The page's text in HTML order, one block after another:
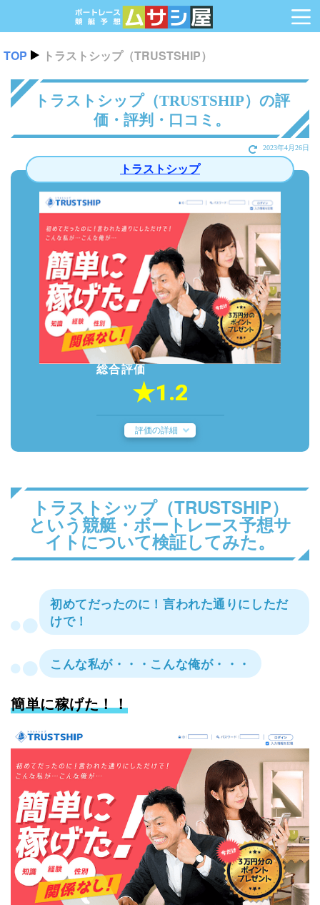
TOP トラストシップ（TRUSTSHIP）
トラストシップ（TRUSTSHIP）の評
価・評判・口コミ。
2023年4月26日
トラストシップ
総合評価
★1.2
評価の詳細
トラストシップ（TRUSTSHIP）
という競艇・ボートレース予想サ
イトについて検証してみた。
初めてだったのに！言われた通りにしただ
けで！
こんな私が・・・こんな俺が・・・
簡単に稼げた！！